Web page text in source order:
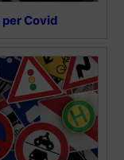
Covid